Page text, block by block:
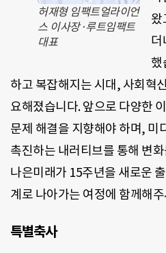
허재형 임팩트얼라이언
스 이사장·루트임팩트
대표
왔
더
했
하고 복잡해지는 시대, 사회혁
요해졌습니다. 앞으로 다양한
문제 해결을 지향해야 하며, 미
촉진하는 내러티브를 통해 변
나은미래가 15주년을 새로운
계로 나아가는 여정에 함께해
특별축사